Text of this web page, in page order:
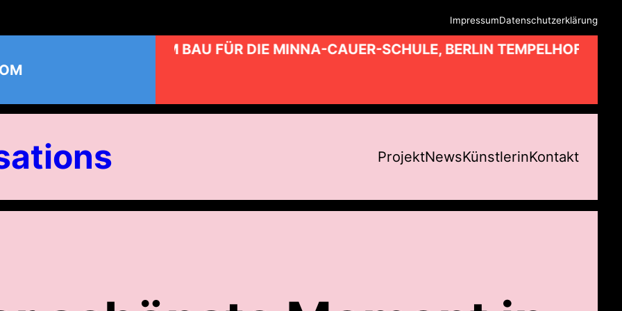
ImpressumDatenschutzerklärung
KUNST AM BAU FÜR DIE MINNA-CAUER-SCHULE, BERLIN TEMPELHOF //
ProjektNewsKünstlerinKontakt